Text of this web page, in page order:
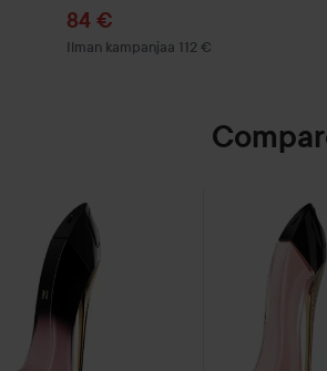
Tarjoushinta
84 €
Ilman kampanjaa 112 €
30ml